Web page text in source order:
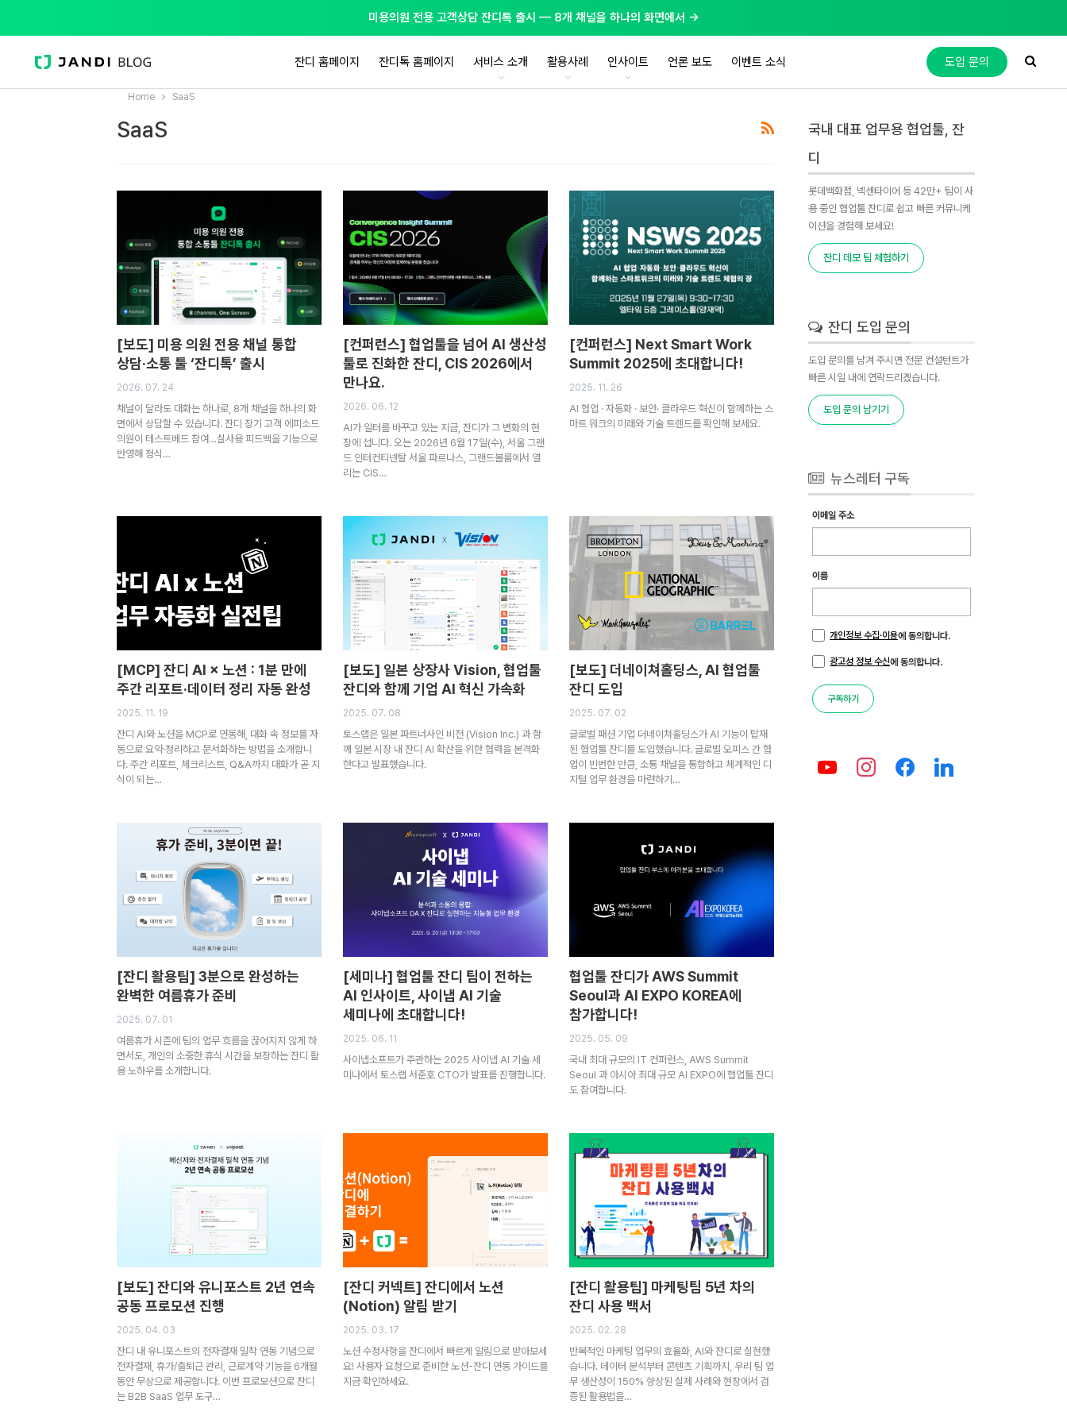
미용의원 전용 고객상담 잔디톡 출시 — 8개 채널을 하나의 화면에서 →
도입 문의
잔디 홈페이지 잔디톡 홈페이지 서비스 소개 활용사례 인사이트 언론 보도 이벤트 소식
Home SaaS
SaaS
[보도] 미용 의원 전용 채널 통합
상담·소통 툴 ‘잔디톡’ 출시
2026. 07. 24
채널이 달라도 대화는 하나로, 8개 채널을 하나의 화
면에서 상담할 수 있습니다. 잔디 장기 고객 에피소드
의원이 테스트베드 참여…실사용 피드백을 기능으로
반영해 정식…
[컨퍼런스] 협업툴을 넘어 AI 생산성
툴로 진화한 잔디, CIS 2026에서
만나요.
2026. 06. 12
AI가 일터를 바꾸고 있는 지금, 잔디가 그 변화의 현
장에 섭니다. 오는 2026년 6월 17일(수), 서울 그랜
드 인터컨티넨탈 서울 파르나스, 그랜드볼룸에서 열
리는 CIS…
[컨퍼런스] Next Smart Work
Summit 2025에 초대합니다!
2025. 11. 26
AI 협업 · 자동화 · 보안· 클라우드 혁신이 함께하는 스
마트 워크의 미래와 기술 트렌드를 확인해 보세요.
[MCP] 잔디 AI × 노션 : 1분 만에
주간 리포트·데이터 정리 자동 완성
2025. 11. 19
잔디 AI와 노션을 MCP로 연동해, 대화 속 정보를 자
동으로 요약·정리하고 문서화하는 방법을 소개합니
다. 주간 리포트, 체크리스트, Q&A까지 대화가 곧 지
식이 되는…
[보도] 일본 상장사 Vision, 협업툴
잔디와 함께 기업 AI 혁신 가속화
2025. 07. 08
토스랩은 일본 파트너사인 비전 (Vision Inc.) 과 함
께 일본 시장 내 잔디 AI 확산을 위한 협력을 본격화
한다고 발표했습니다.
[보도] 더네이쳐홀딩스, AI 협업툴
잔디 도입
2025. 07. 02
글로벌 패션 기업 더네이쳐홀딩스가 AI 기능이 탑재
된 협업툴 잔디를 도입했습니다. 글로벌 오피스 간 협
업이 빈번한 만큼, 소통 채널을 통합하고 체계적인 디
지털 업무 환경을 마련하기…
[잔디 활용팁] 3분으로 완성하는
완벽한 여름휴가 준비
2025. 07. 01
여름휴가 시즌에 팀의 업무 흐름을 끊어지지 않게 하
면서도, 개인의 소중한 휴식 시간을 보장하는 잔디 활
용 노하우를 소개합니다.
[세미나] 협업툴 잔디 팀이 전하는
AI 인사이트, 사이냅 AI 기술
세미나에 초대합니다!
2025. 06. 11
사이냅소프트가 주관하는 2025 사이냅 AI 기술 세
미나에서 토스랩 서준호 CTO가 발표를 진행합니다.
협업툴 잔디가 AWS Summit
Seoul과 AI EXPO KOREA에
참가합니다!
2025. 05. 09
국내 최대 규모의 IT 컨퍼런스, AWS Summit
Seoul 과 아시아 최대 규모 AI EXPO에 협업툴 잔디
도 참여합니다.
[보도] 잔디와 유니포스트 2년 연속
공동 프로모션 진행
2025. 04. 03
잔디 내 유니포스트의 전자결재 밀착 연동 기념으로
전자결재, 휴가/출퇴근 관리, 근로계약 기능을 6개월
동안 무상으로 제공합니다. 이번 프로모션으로 잔디
는 B2B SaaS 업무 도구…
[잔디 커넥트] 잔디에서 노션
(Notion) 알림 받기
2025. 03. 17
노션 수정사항을 잔디에서 빠르게 알림으로 받아보세
요! 사용자 요청으로 준비한 노션-잔디 연동 가이드를
지금 확인하세요.
[잔디 활용팁] 마케팅팀 5년 차의
잔디 사용 백서
2025. 02. 28
반복적인 마케팅 업무의 효율화, AI와 잔디로 실현했
습니다. 데이터 분석부터 콘텐츠 기획까지, 우리 팀 업
무 생산성이 150% 향상된 실제 사례와 현장에서 검
증된 활용법을…
국내 대표 업무용 협업툴, 잔
디
롯데백화점, 넥센타이어 등 42만+ 팀이 사
용 중인 협업툴 잔디로 쉽고 빠른 커뮤니케
이션을 경험해 보세요!
잔디 데모 팀 체험하기
잔디 도입 문의
도입 문의를 남겨 주시면 전문 컨설턴트가
빠른 시일 내에 연락드리겠습니다.
도입 문의 남기기
뉴스레터 구독
이메일 주소
이름
개인정보 수집·이용에 동의합니다.
광고성 정보 수신에 동의합니다.
구독하기